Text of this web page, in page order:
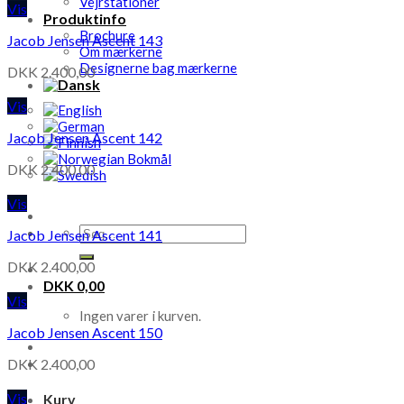
Produktinfo
Brochure
Om mærkerne
Designerne bag mærkerne
Søg
efter:
DKK 0,00
Ingen varer i kurven.
Kurv
Vis
Jacob Jensen Ascent 143
DKK 2.400,00
Vis
Jacob Jensen Ascent 142
DKK 2.400,00
Vis
Jacob Jensen Ascent 141
DKK 2.400,00
Vis
Jacob Jensen Ascent 150
DKK 2.400,00
Vis